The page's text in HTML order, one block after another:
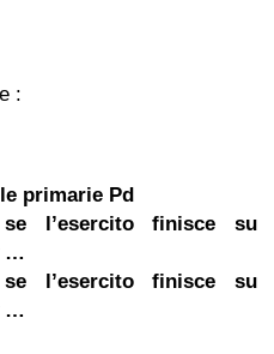
:
primarie Pd
l’esercito finisce su
…
l’esercito finisce su
…